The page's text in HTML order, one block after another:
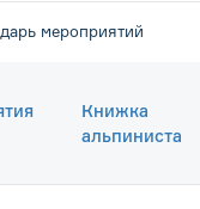
мероприятий
Книжка
альпиниста